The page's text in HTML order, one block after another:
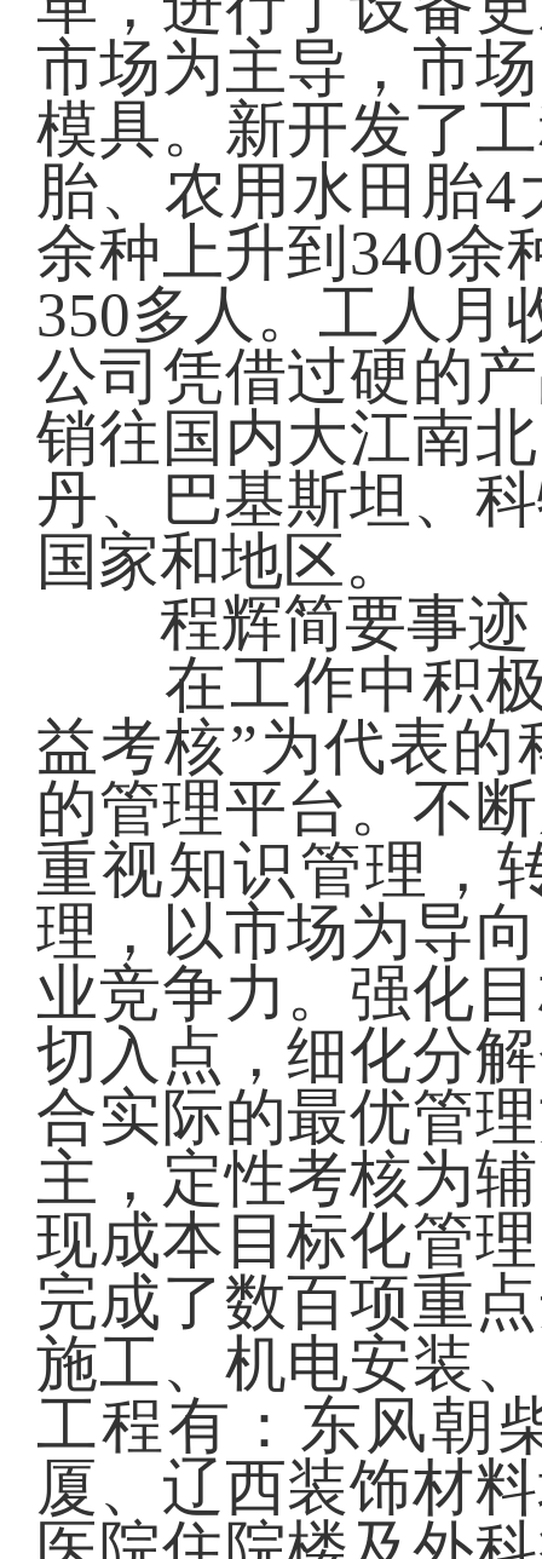
市场为主导，市
模具。新开发了
胎、农用水田胎
余种上升到340余
350多人。工人月
公司凭借过硬的
销往国内大江南
丹、巴基斯坦、
国家和地区。
程辉简要事迹
在工作中积极
益考核”为代表
的管理平台。不
重视知识管理，
理，以市场为导
业竞争力。强化
切入点，细化分
合实际的最优管
主，定性考核为
现成本目标化管
完成了数百项重
施工、机电安装
工程有：东风朝
厦、辽西装饰材